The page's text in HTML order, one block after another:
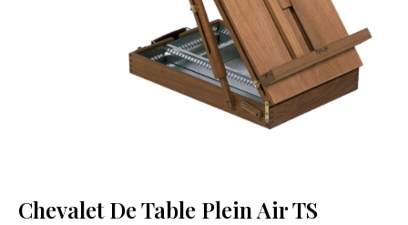
Chevalet De Table Plein Air TS